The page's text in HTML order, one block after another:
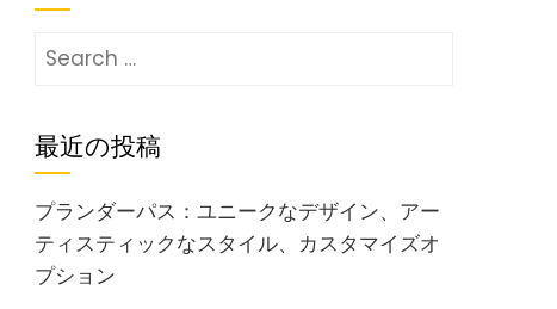
Search
最近の投稿
プランダーパス：ユニークなデザイン、アー
ティスティックなスタイル、カスタマイズオ
プション